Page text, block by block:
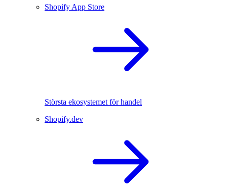
Shopify App Store
Största ekosystemet för handel
Shopify.dev